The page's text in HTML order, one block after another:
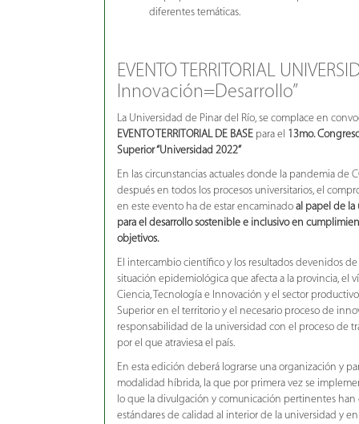
diferentes temáticas.
EVENTO TERRITORIAL
Innovación=Desarrollo”
La Universidad de Pinar del Río, se complace en
EVENTOTERRITORIAL DE BASE para el 13mo.
Superior “Universidad 2022”
En las circunstancias actuales donde la pandemia de
después en todos los procesos universitarios, el
en este evento ha de estar encaminado al papel de
para el desarrollo sostenible e inclusivo en
objetivos.
El intercambio científico y los resultados devenidos
situación epidemiológica que afecta a la provincia, el
Ciencia, Tecnología e Innovación y el sector
Superior en el territorio y el necesario proceso de
responsabilidad de la universidad con el proceso de
por el que atraviesa el país.
En esta edición deberá lograrse una organización y
modalidad híbrida, la que por primera vez se
lo que la divulgación y comunicación pertinentes han
estándares de calidad al interior de la universidad y